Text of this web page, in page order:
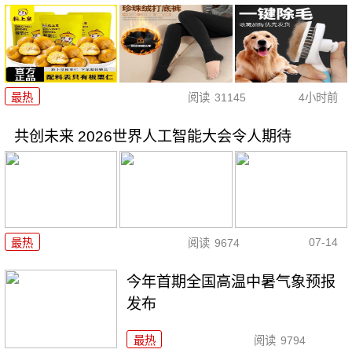
最热 阅读 31145 4小时前
共创未来 2026世界人工智能大会令人期待
最热 阅读 9674 07-14
今年首期全国高温中暑气象预报
发布
最热 阅读 9794